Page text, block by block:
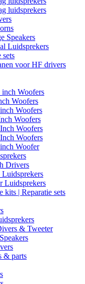
luidsprekers
Speakers
Luidsprekers
sets
voor HF drivers
Woofers
Woofers
Woofers
Woofers
Woofers
Woofers
Woofer
Drivers
Luidsprekers
| Reparatie sets
& Tweeter
& parts